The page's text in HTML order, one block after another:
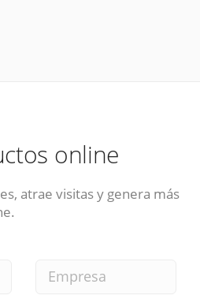
online
atrae visitas y genera más